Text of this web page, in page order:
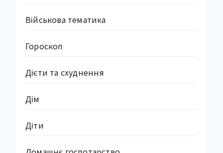
Військова тематика
Гороскоп
Дієти та схуднення
Дім
Діти